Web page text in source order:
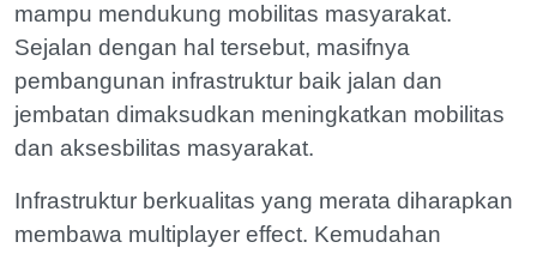
mampu mendukung mobilitas masyarakat.
Sejalan dengan hal tersebut, masifnya
pembangunan infrastruktur baik jalan dan
jembatan dimaksudkan meningkatkan mobilitas
dan aksesbilitas masyarakat.
Infrastruktur berkualitas yang merata diharapkan
membawa multiplayer effect. Kemudahan